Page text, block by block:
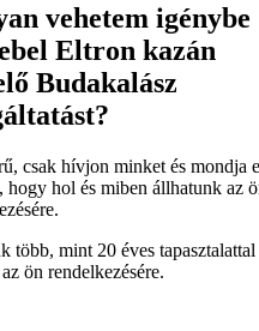
vehetem igénybe
Eltron kazán
Budakalász
csak hívjon minket és mondja
hogy hol és miben állhatunk az
több, mint 20 éves
ön rendelkezésére.